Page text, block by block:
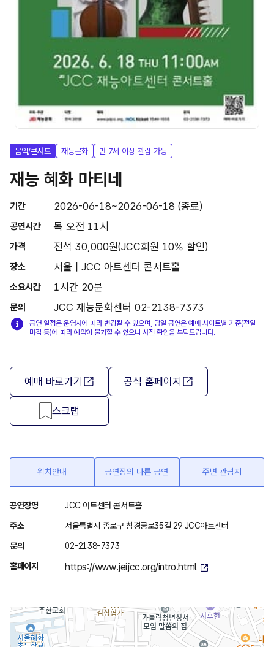
음악/콘서트 재능문화 만 7세 이상 관람 가능
재능 혜화 마티네
기간 2026-06-18~2026-06-18 (종료)
공연시간 목 오전 11시
가격 전석 30,000원(JCC회원 10% 할인)
장소 서울 | JCC 아트센터 콘서트홀
소요시간 1시간 20분
문의 JCC 재능문화센터 02-2138-7373
공연 일정은 운영사에 따라 변경될 수 있으며, 당일 공연은 예매 사이트별 기준(전일
마감 등)에 따라 예약이 불가할 수 있으니 사전 확인을 부탁드립니다.
예매 바로가기 공식 홈페이지
스크랩
위치안내 공연장의 다른 공연 주변 관광지
위
치
안
공연장명 JCC 아트센터 콘서트홀
주소 서울특별시 종로구 창경궁로35길 29 JCC아트센터
문의 02-2138-7373
홈페이지 https://www.jeijcc.org/intro.html